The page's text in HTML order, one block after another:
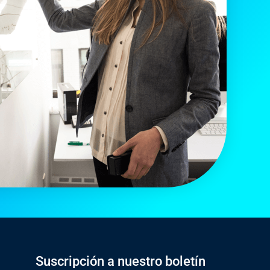
Suscripción a nuestro boletín